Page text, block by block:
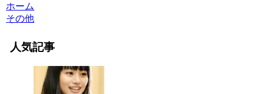
ホーム
その他
人気記事